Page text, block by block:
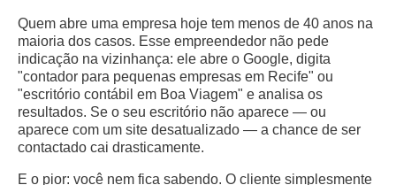
Quem abre uma empresa hoje tem menos de 40 anos na
maioria dos casos. Esse empreendedor não pede
indicação na vizinhança: ele abre o Google, digita
"contador para pequenas empresas em Recife" ou
"escritório contábil em Boa Viagem" e analisa os
resultados. Se o seu escritório não aparece — ou
aparece com um site desatualizado — a chance de ser
contactado cai drasticamente.
E o pior: você nem fica sabendo. O cliente simplesmente